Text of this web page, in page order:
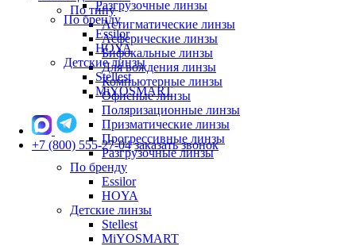
По типу
Астигматические линзы
Асферические линзы
Бифокальные линзы
Для вождения линзы
Компьютерные линзы
Офисные линзы
Поляризационные линзы
Призматические линзы
Прогрессивные линзы
Разгрузочные линзы
По бренду
Essilor
HOYA
Детские линзы
Stellest
MiYOSMART
Разгрузочные линзы
По бренду
Essilor
HOYA
Детские линзы
Stellest
MiYOSMART
+7 (800) 555-27-04 заказать звонок